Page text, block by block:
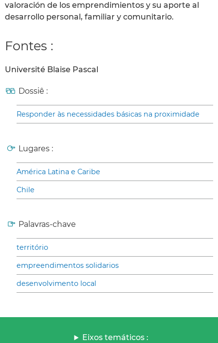
valoración de los emprendimientos y su aporte al
desarrollo personal, familiar y comunitario.
Fontes :
Université Blaise Pascal
Dossiê :
Responder às necessidades básicas na proximidade
Lugares :
América Latina e Caribe
Chile
Palavras-chave
território
empreendimentos solidarios
desenvolvimento local
Eixos temáticos :